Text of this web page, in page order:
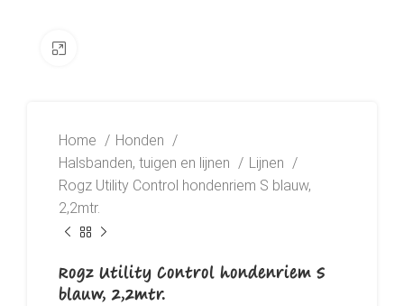
Home
Honden
Halsbanden, tuigen en lijnen
Lijnen
Rogz Utility Control hondenriem S blauw,
2,2mtr.
Rogz Utility Control hondenriem S
blauw, 2,2mtr.